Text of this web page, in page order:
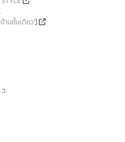
านชั้นเดียว']
.